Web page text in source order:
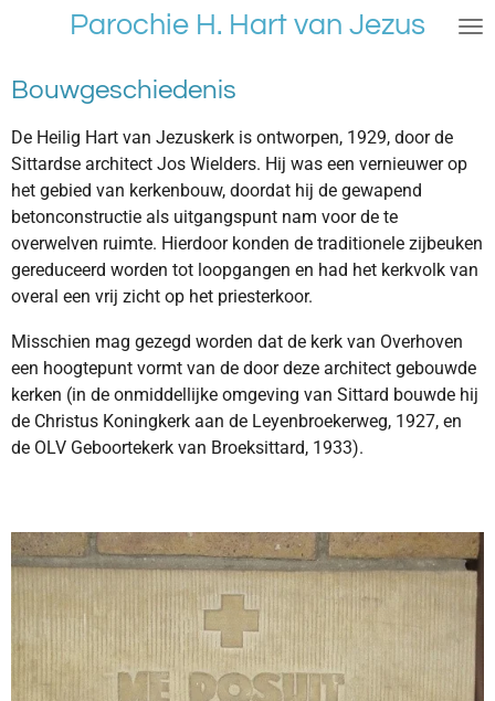
naar
de
hoofdinhoud
Parochie H. Hart van Jezus
Bouwgeschiedenis
De Heilig Hart van Jezuskerk is ontworpen, 1929, door de
Sittardse architect Jos Wielders. Hij was een vernieuwer op
het gebied van kerkenbouw, doordat hij de gewapend
betonconstructie als uitgangspunt nam voor de te
overwelven ruimte. Hierdoor konden de traditionele zijbeuken
gereduceerd worden tot loopgangen en had het kerkvolk van
overal een vrij zicht op het priesterkoor.
Misschien mag gezegd worden dat de kerk van Overhoven
een hoogtepunt vormt van de door deze architect gebouwde
kerken (in de onmiddellijke omgeving van Sittard bouwde hij
de Christus Koningkerk aan de Leyenbroekerweg, 1927, en
de OLV Geboortekerk van Broeksittard, 1933).